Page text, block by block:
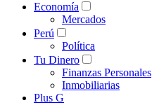
Economía
Mercados
Perú
Política
Tu Dinero
Finanzas Personales
Inmobiliarias
Plus G